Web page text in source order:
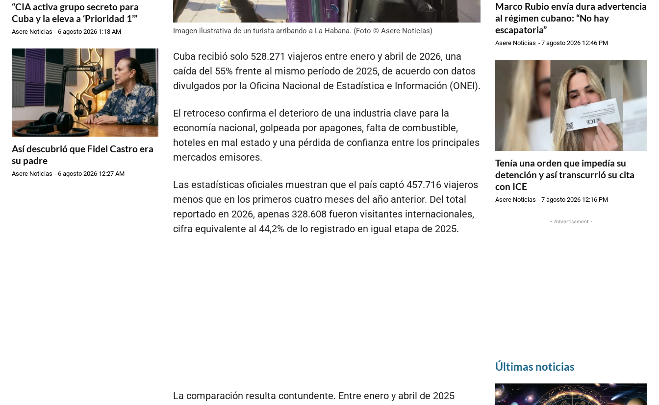
“CIA activa grupo secreto para
Cuba y la eleva a ‘Prioridad 1’”
Asere Noticias -6 agosto 2026 1:18 AM
Así descubrió que Fidel Castro era
su padre
Asere Noticias -6 agosto 2026 12:27 AM
Imagen ilustrativa de un turista arribando a La Habana. (Foto © Asere Noticias)
Cuba recibió solo 528.271 viajeros entre enero y abril de 2026, una
caída del 55% frente al mismo período de 2025, de acuerdo con datos
divulgados por la Oficina Nacional de Estadística e Información (ONEI).
El retroceso confirma el deterioro de una industria clave para la
economía nacional, golpeada por apagones, falta de combustible,
hoteles en mal estado y una pérdida de confianza entre los principales
mercados emisores.
Las estadísticas oficiales muestran que el país captó 457.716 viajeros
menos que en los primeros cuatro meses del año anterior. Del total
reportado en 2026, apenas 328.608 fueron visitantes internacionales,
cifra equivalente al 44,2% de lo registrado en igual etapa de 2025.
La comparación resulta contundente. Entre enero y abril de 2025
Marco Rubio envía dura advertencia
al régimen cubano: “No hay
escapatoria”
Asere Noticias -7 agosto 2026 12:46 PM
Tenía una orden que impedía su
detención y así transcurrió su cita
con ICE
Asere Noticias -7 agosto 2026 12:16 PM
- Advertisement -
Últimas noticias